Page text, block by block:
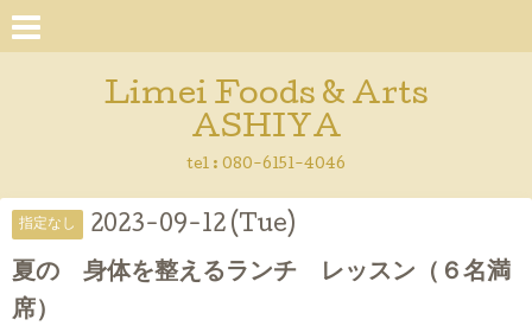
Limei Foods & Arts
ASHIYA
tel : 080-6151-4046
指定なし 2023-09-12 (Tue)
夏の 身体を整えるランチ レッスン（６名満
席）